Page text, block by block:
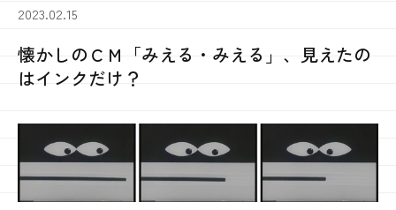
2023.02.15
懐かしのＣＭ「みえる・みえる」、見えたの
はインクだけ？